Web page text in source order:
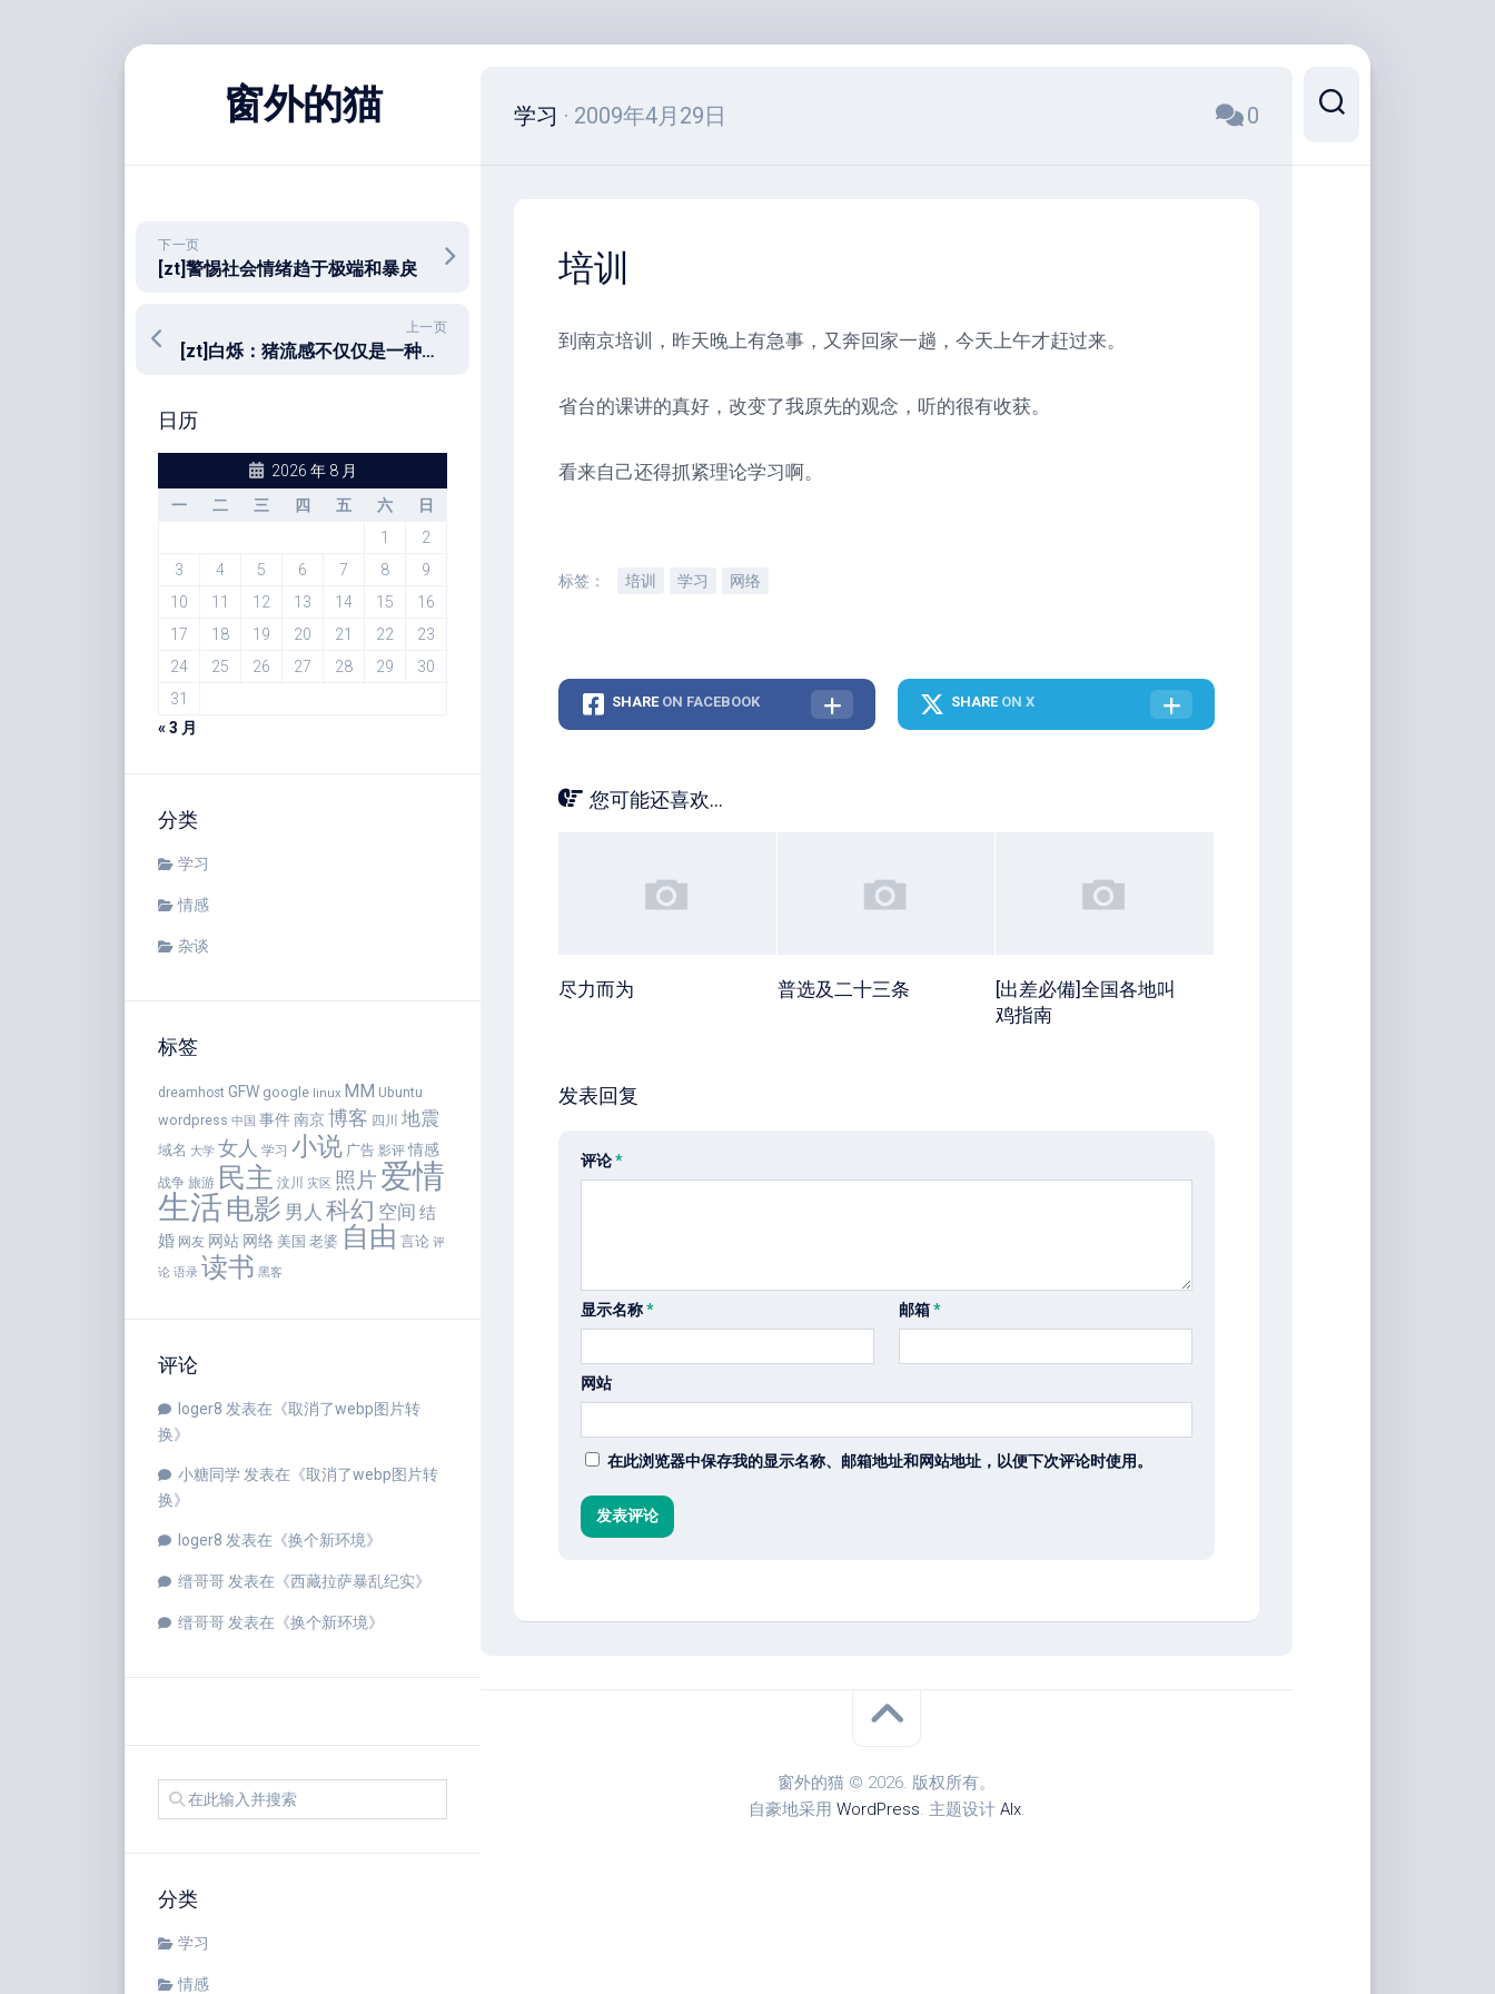
窗外的猫
下一页
[zt]警惕社会情绪趋于极端和暴戾
上一页
[zt]白烁：猪流感不仅仅是一种病毒
日历
2026 年 8 月
一
二 三 四 五 六
日
1
2
3
4 5 6 7 8
9
10
11 12 13 14 15
16
17
18 19 20 21 22
23
24
25 26 27 28 29
30
31
« 3 月
分类
学习
情感
杂谈
标签
dreamhost GFW google linux MM Ubuntu
wordpress 中国 事件南京博客 四川 地震
域名 大学 女人 学习 小说 广告 影评 情感
战争 旅游 民主 汶川 灾区 照片 爱情
生活 电影 男人 科幻 空间 结
婚 网友 网站 网络 美国 老婆 自由 言论 评
论 语录 读书 黑客
评论
loger8 发表在《取消了webp图片转
换》
小糖同学 发表在《取消了webp图片转
换》
loger8 发表在《换个新环境》
缙哥哥 发表在《西藏拉萨暴乱纪实》
缙哥哥 发表在《换个新环境》
分类
学习
情感
学习 · 2009年4月29日 0
培训
到南京培训，昨天晚上有急事，又奔回家一趟，今天上午才赶过来。
省台的课讲的真好，改变了我原先的观念，听的很有收获。
看来自己还得抓紧理论学习啊。
标签： 培训 学习 网络
SHARE ON FACEBOOK SHARE ON X
您可能还喜欢...
尽力而为 普选及二十三条
[出差必備]全国各地叫
鸡指南
发表回复
评论*
显示名称* 邮箱*
网站
在此浏览器中保存我的显示名称、邮箱地址和网站地址，以便下次评论时使用。
窗外的猫 © 2026. 版权所有。
自豪地采用 WordPress. 主题设计 Alx.